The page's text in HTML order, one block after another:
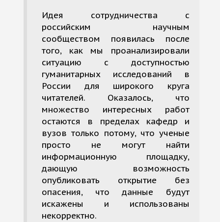
Идея сотрудничества с
российским научным
сообществом появилась после
того, как мы проанализировали
ситуацию с доступностью
гуманитарных исследований в
России для широкого круга
читателей. Оказалось, что
множество интересных работ
остаются в пределах кафедр и
вузов только потому, что ученые
просто не могут найти
информационную площадку,
дающую возможность
опубликовать открытие без
опасения, что данные будут
искажены и использованы
некорректно.